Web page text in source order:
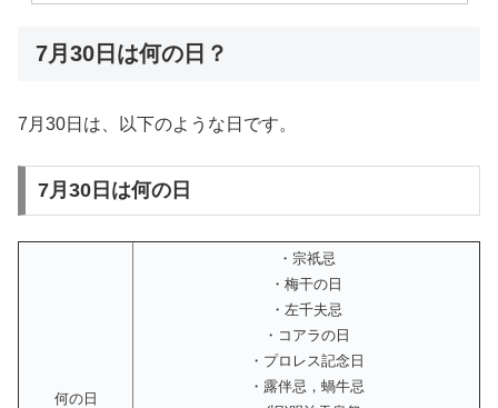
7月30日は何の日？
7月30日は、以下のような日です。
7月30日は何の日
何の日
・宗祇忌
・梅干の日
・左千夫忌
・コアラの日
・プロレス記念日
・露伴忌，蝸牛忌